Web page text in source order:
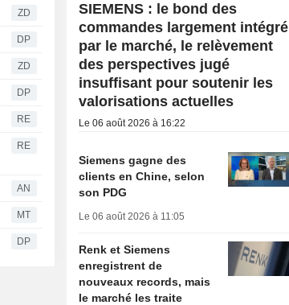
ZD
DP
ZD
DP
RE
RE
AN
MT
DP
SIEMENS : le bond des
commandes largement intégré
par le marché, le relèvement
des perspectives jugé
insuffisant pour soutenir les
valorisations actuelles
Le 06 août 2026 à 16:22
Siemens gagne des
clients en Chine, selon
son PDG
Le 06 août 2026 à 11:05
Renk et Siemens
enregistrent de
nouveaux records, mais
le marché les traite